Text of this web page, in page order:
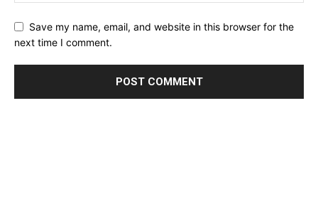
Save my name, email, and website in this browser for the
next time I comment.